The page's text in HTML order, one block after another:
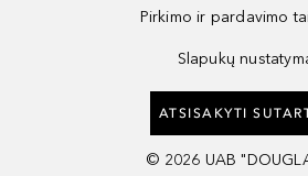
Pirkimo ir pardavimo
Slapukų
ATSISAKYTI
© 2026 UAB